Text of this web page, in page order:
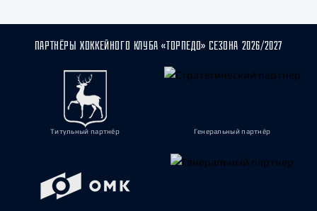
ПАРТНЁРЫ ХОККЕЙНОГО КЛУБА «ТОРПЕДО» СЕЗОНА 2026/2027
Титульный партнёр Генеральный партнёр